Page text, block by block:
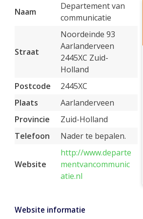
Naam
Departement van
communicatie
Straat
Noordeinde 93
Aarlanderveen
2445XC Zuid-
Holland
Postcode
2445XC
Plaats
Aarlanderveen
Provincie
Zuid-Holland
Telefoon
Nader te bepalen.
Website
http://www.departe
mentvancommunic
atie.nl
Website informatie